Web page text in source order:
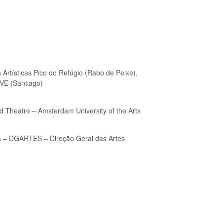
Pico do Refúgio (Rabo de Peixe),
(Santiago)
Theatre – Amsterdam University of the Arts
DGARTES – Direção Geral das Artes